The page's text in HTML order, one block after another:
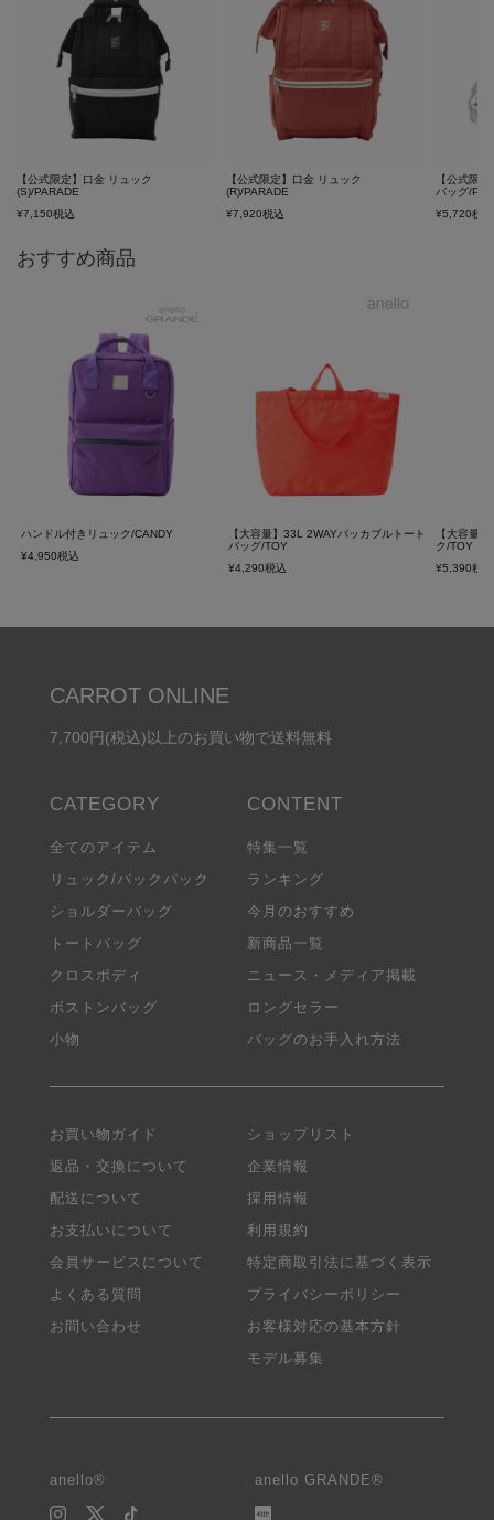
【公式限定】口金 リュック
(S)/PARADE
¥7,150税込
【公式限定】口金 リュック
(R)/PARADE
¥7,920税込
【公式限
バッグ/
¥5,720税込
おすすめ商品
ハンドル付きリュック/CANDY
¥4,950税込
【大容量】33L 2WAYパッカブルトート
バッグ/TOY
¥4,290税込
【大容量
ク/TOY
¥5,390税込
CARROT ONLINE
7,700円(税込)以上のお買い物で送料無料
全てのアイテム
リュック/バックパック
ショルダーバッグ
トートバッグ
クロスボディ
ボストンバッグ
小物
特集一覧
ランキング
今月のおすすめ
新商品一覧
ニュース・メディア掲載
ロングセラー
バッグのお手入れ方法
お買い物ガイド
返品・交換について
配送について
お支払いについて
会員サービスについて
よくある質問
お問い合わせ
ショップリスト
企業情報
採用情報
利用規約
特定商取引法に基づく表示
プライバシーポリシー
お客様対応の基本方針
モデル募集
anello® anello GRANDE®